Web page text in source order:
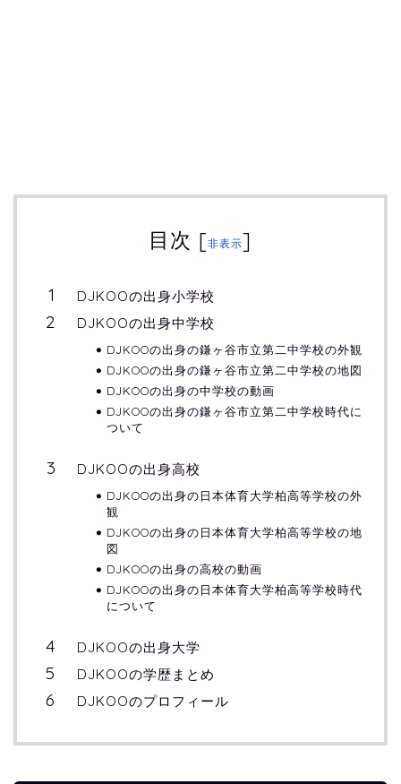
目次 [非表示]
DJKOOの出身小学校
DJKOOの出身中学校
DJKOOの出身の鎌ヶ谷市立第二中学校の外観
DJKOOの出身の鎌ヶ谷市立第二中学校の地図
DJKOOの出身の中学校の動画
DJKOOの出身の鎌ヶ谷市立第二中学校時代に
ついて
DJKOOの出身高校
DJKOOの出身の日本体育大学柏高等学校の外
観
DJKOOの出身の日本体育大学柏高等学校の地
図
DJKOOの出身の高校の動画
DJKOOの出身の日本体育大学柏高等学校時代
について
DJKOOの出身大学
DJKOOの学歴まとめ
DJKOOのプロフィール